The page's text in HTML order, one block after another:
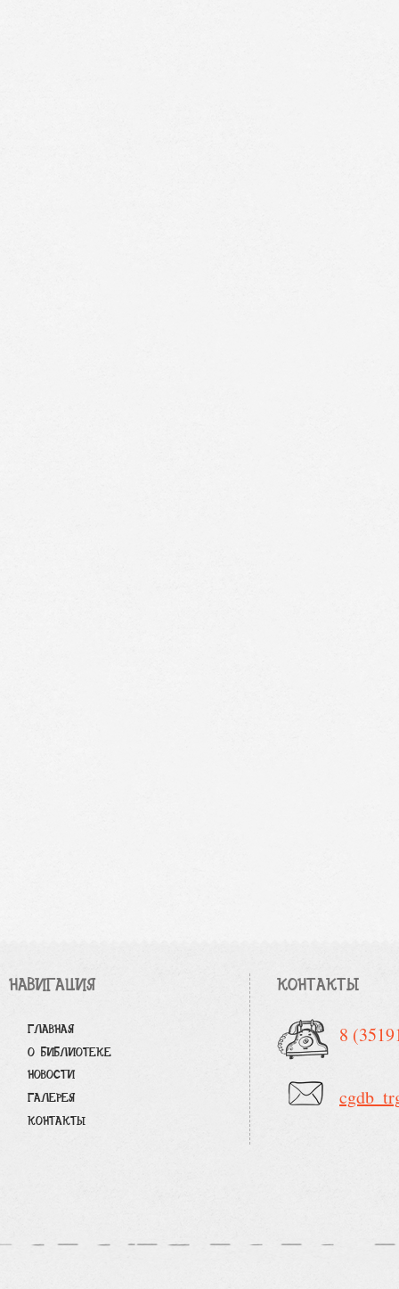
НАВИГАЦИЯ
ГЛАВНАЯ
О БИБЛИОТЕКЕ
НОВОСТИ
ГАЛЕРЕЯ
КОНТАКТЫ
КОНТАКТЫ
8